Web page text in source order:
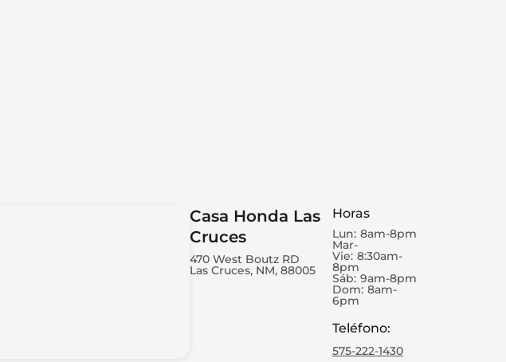
Casa Honda Las
Cruces
470 West Boutz RD
Las Cruces, NM, 88005
Horas
Lun: 8am-8pm
Mar-
Vie: 8:30am-
8pm
Sáb: 9am-8pm
Dom: 8am-
6pm
Teléfono:
575-222-1430